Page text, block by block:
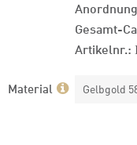
Gesamt-
Artikelnr.:
Material Gelbgold